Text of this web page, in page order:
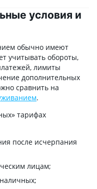
условия и
обычно имеют
учитывать обороты,
лимиты
дополнительных
сравнить на
.
тарифах
после исчерпания
лицам;